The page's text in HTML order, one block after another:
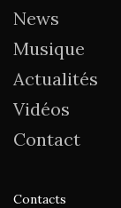
News
Musique
Actualités
Vidéos
Contact
Contacts